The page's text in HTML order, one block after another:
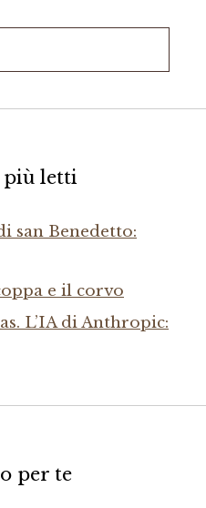
letti
san Benedetto:
e il corvo
L’IA di Anthropic:
per te